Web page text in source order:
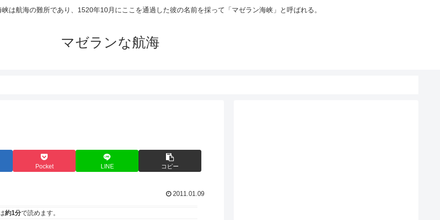
は航海の難所であり、1520年10月にここを通過した彼の名前を採って「マゼラン海峡」と呼ばれる。
マゼランな航海
Pocket LINE コピー
2011.01.09
約1分で読めます。